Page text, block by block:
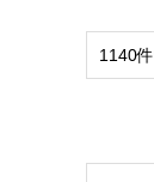
1140